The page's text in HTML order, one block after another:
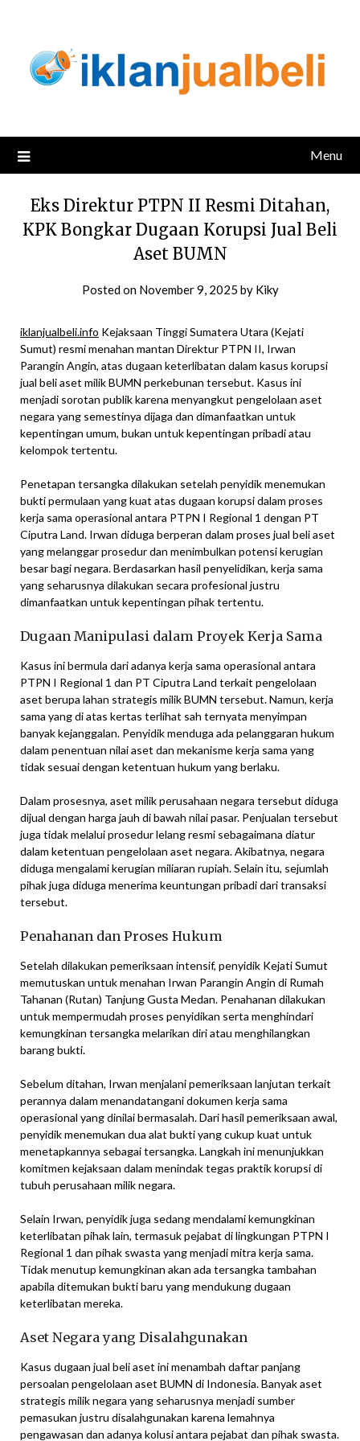
content
Menu
Eks Direktur PTPN II Resmi Ditahan,
KPK Bongkar Dugaan Korupsi Jual Beli
Aset BUMN
Posted on November 9, 2025 by Kiky
iklanjualbeli.info Kejaksaan Tinggi Sumatera Utara (Kejati
Sumut) resmi menahan mantan Direktur PTPN II, Irwan
Parangin Angin, atas dugaan keterlibatan dalam kasus korupsi
jual beli aset milik BUMN perkebunan tersebut. Kasus ini
menjadi sorotan publik karena menyangkut pengelolaan aset
negara yang semestinya dijaga dan dimanfaatkan untuk
kepentingan umum, bukan untuk kepentingan pribadi atau
kelompok tertentu.
Penetapan tersangka dilakukan setelah penyidik menemukan
bukti permulaan yang kuat atas dugaan korupsi dalam proses
kerja sama operasional antara PTPN I Regional 1 dengan PT
Ciputra Land. Irwan diduga berperan dalam proses jual beli aset
yang melanggar prosedur dan menimbulkan potensi kerugian
besar bagi negara. Berdasarkan hasil penyelidikan, kerja sama
yang seharusnya dilakukan secara profesional justru
dimanfaatkan untuk kepentingan pihak tertentu.
Dugaan Manipulasi dalam Proyek Kerja Sama
Kasus ini bermula dari adanya kerja sama operasional antara
PTPN I Regional 1 dan PT Ciputra Land terkait pengelolaan
aset berupa lahan strategis milik BUMN tersebut. Namun, kerja
sama yang di atas kertas terlihat sah ternyata menyimpan
banyak kejanggalan. Penyidik menduga ada pelanggaran hukum
dalam penentuan nilai aset dan mekanisme kerja sama yang
tidak sesuai dengan ketentuan hukum yang berlaku.
Dalam prosesnya, aset milik perusahaan negara tersebut diduga
dijual dengan harga jauh di bawah nilai pasar. Penjualan tersebut
juga tidak melalui prosedur lelang resmi sebagaimana diatur
dalam ketentuan pengelolaan aset negara. Akibatnya, negara
diduga mengalami kerugian miliaran rupiah. Selain itu, sejumlah
pihak juga diduga menerima keuntungan pribadi dari transaksi
tersebut.
Penahanan dan Proses Hukum
Setelah dilakukan pemeriksaan intensif, penyidik Kejati Sumut
memutuskan untuk menahan Irwan Parangin Angin di Rumah
Tahanan (Rutan) Tanjung Gusta Medan. Penahanan dilakukan
untuk mempermudah proses penyidikan serta menghindari
kemungkinan tersangka melarikan diri atau menghilangkan
barang bukti.
Sebelum ditahan, Irwan menjalani pemeriksaan lanjutan terkait
perannya dalam menandatangani dokumen kerja sama
operasional yang dinilai bermasalah. Dari hasil pemeriksaan awal,
penyidik menemukan dua alat bukti yang cukup kuat untuk
menetapkannya sebagai tersangka. Langkah ini menunjukkan
komitmen kejaksaan dalam menindak tegas praktik korupsi di
tubuh perusahaan milik negara.
Selain Irwan, penyidik juga sedang mendalami kemungkinan
keterlibatan pihak lain, termasuk pejabat di lingkungan PTPN I
Regional 1 dan pihak swasta yang menjadi mitra kerja sama.
Tidak menutup kemungkinan akan ada tersangka tambahan
apabila ditemukan bukti baru yang mendukung dugaan
keterlibatan mereka.
Aset Negara yang Disalahgunakan
Kasus dugaan jual beli aset ini menambah daftar panjang
persoalan pengelolaan aset BUMN di Indonesia. Banyak aset
strategis milik negara yang seharusnya menjadi sumber
pemasukan justru disalahgunakan karena lemahnya
pengawasan dan adanya kolusi antara pejabat dan pihak swasta.